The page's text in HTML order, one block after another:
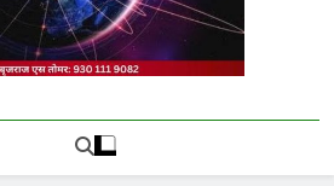
| Trusted
Portal